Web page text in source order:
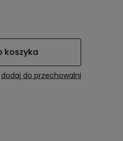
koszyka
dodaj do przechowalni